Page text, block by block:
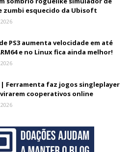
zumbi esquecido da Ubisoft
PS3 aumenta velocidade em até
e no Linux fica ainda melhor!
| Ferramenta faz jogos singleplayer
cooperativos online